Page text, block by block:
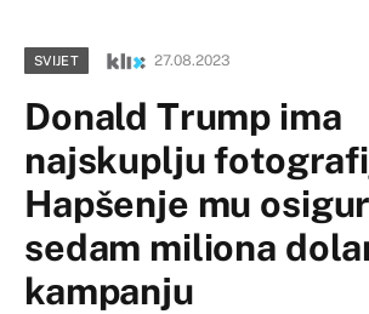
SVIJET 27.08.2023
Donald Trump ima
najskuplju
Hapšenje mu
sedam miliona
kampanju